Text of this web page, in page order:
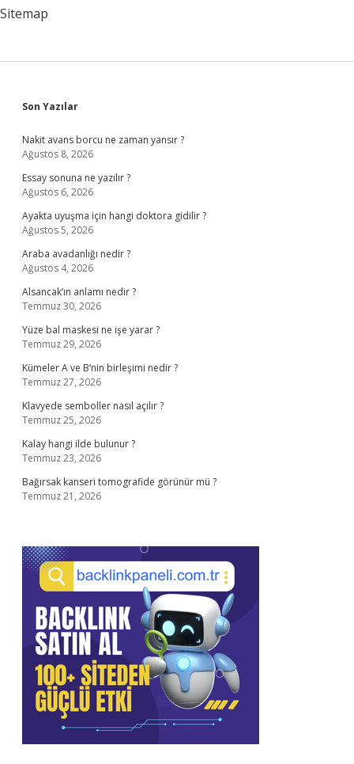
Sitemap
Sidebar
Son Yazılar
Nakit avans borcu ne zaman yansır ?
Ağustos 8, 2026
Essay sonuna ne yazılır ?
Ağustos 6, 2026
Ayakta uyuşma için hangi doktora gidilir ?
Ağustos 5, 2026
Araba avadanlığı nedir ?
Ağustos 4, 2026
Alsancak’ın anlamı nedir ?
Temmuz 30, 2026
Yüze bal maskesi ne işe yarar ?
Temmuz 29, 2026
Kümeler A ve B’nin birleşimi nedir ?
Temmuz 27, 2026
Klavyede semboller nasıl açılır ?
Temmuz 25, 2026
Kalay hangi ilde bulunur ?
Temmuz 23, 2026
Bağırsak kanseri tomografide görünür mü ?
Temmuz 21, 2026